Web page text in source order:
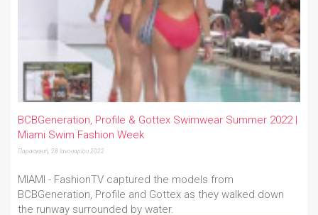
BCBGeneration, Profile & Gottex Swimwear Summer 2022 |
Miami Swim Fashion Week
Παρασκευή, 28 Ιανουαρίου 2022
MIAMI - FashionTV captured the models from
BCBGeneration, Profile and Gottex as they walked down
the runway surrounded by water.